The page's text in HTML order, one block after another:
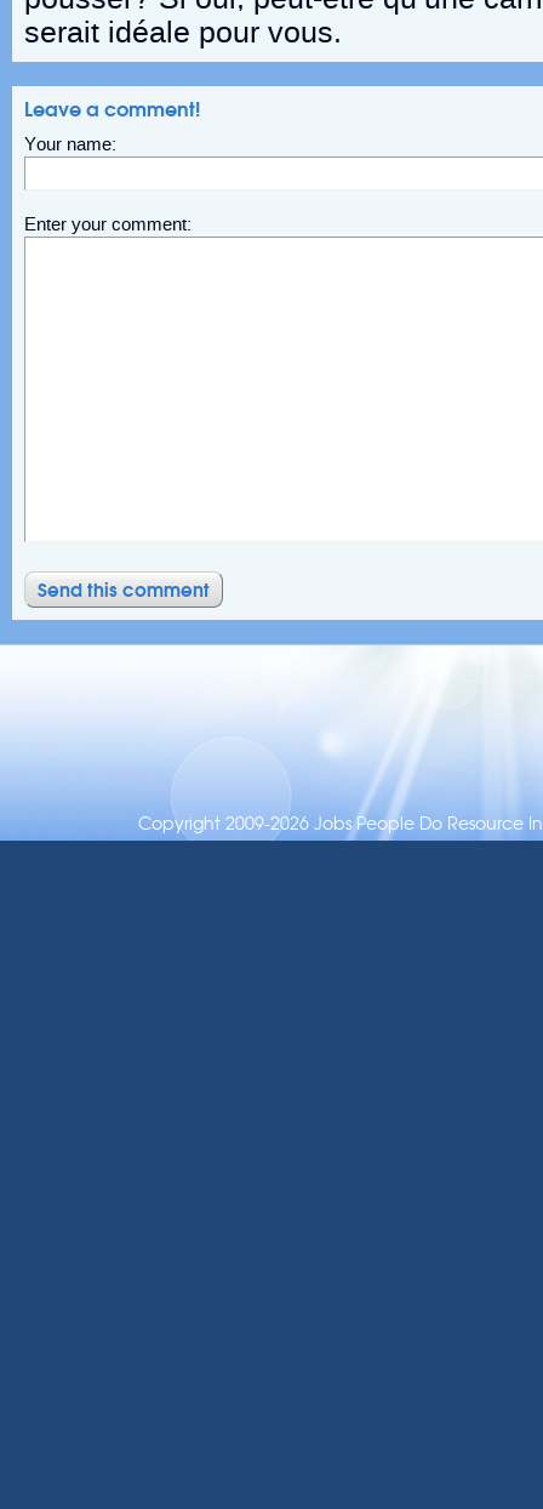
serait idéale pour vous.
Leave a comment!
Your name:
Enter your comment:
Copyright 2009-2026 Jobs People Do Resource